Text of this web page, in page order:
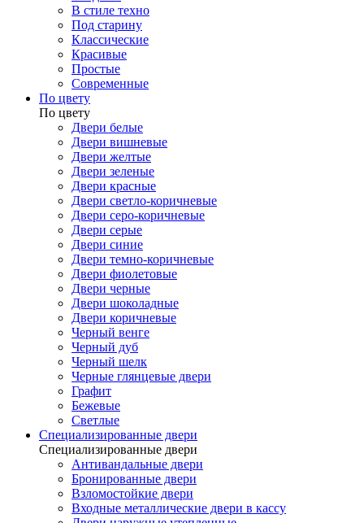
В стиле техно
Под старину
Классические
Красивые
Простые
Современные
По цвету
По цвету
Двери белые
Двери вишневые
Двери желтые
Двери зеленые
Двери красные
Двери светло-коричневые
Двери серо-коричневые
Двери серые
Двери синие
Двери темно-коричневые
Двери фиолетовые
Двери черные
Двери шоколадные
Двери коричневые
Черный венге
Черный дуб
Черный шелк
Черные глянцевые двери
Графит
Бежевые
Светлые
Специализированные двери
Специализированные двери
Антивандальные двери
Бронированные двери
Взломостойкие двери
Входные металлические двери в кассу